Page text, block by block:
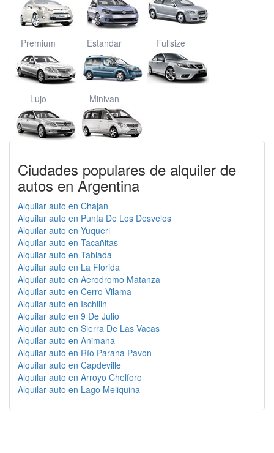
Premium Estandar Fullsize
Lujo Minivan
Ciudades populares de alquiler de
autos en Argentina
Alquilar auto en Chajan
Alquilar auto en Punta De Los Desvelos
Alquilar auto en Yuqueri
Alquilar auto en Tacañitas
Alquilar auto en Tablada
Alquilar auto en La Florida
Alquilar auto en Aerodromo Matanza
Alquilar auto en Cerro Vilama
Alquilar auto en Ischilin
Alquilar auto en 9 De Julio
Alquilar auto en Sierra De Las Vacas
Alquilar auto en Animana
Alquilar auto en Río Parana Pavon
Alquilar auto en Capdeville
Alquilar auto en Arroyo Chelforo
Alquilar auto en Lago Meliquina